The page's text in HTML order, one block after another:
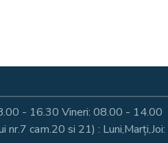
- 16.30 Vineri: 08.00 - 14.00
nr.7 cam.20 si 21) :